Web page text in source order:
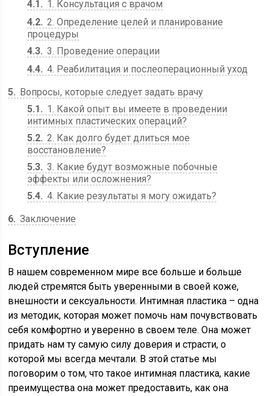
4.1
1. Консультация с врачом
4.2 2. Определение целей и планирование
процедуры
4.3 3. Проведение операции
4.4 4. Реабилитация и послеоперационный уход
5
Вопросы, которые следует задать врачу
5.1
1. Какой опыт вы имеете в проведении
интимных пластических операций?
5.2 2. Как долго будет длиться мое
восстановление?
5.3 3. Какие будут возможные побочные
эффекты или осложнения?
5.4 4. Какие результаты я могу ожидать?
6 Заключение
Вступление
В нашем современном мире все больше и больше
людей стремятся быть уверенными в своей коже,
внешности и сексуальности. Интимная пластика – одна
из методик, которая может помочь нам почувствовать
себя комфортно и уверенно в своем теле. Она может
придать нам ту самую силу доверия и страсти, о
которой мы всегда мечтали. В этой статье мы
поговорим о том, что такое интимная пластика, какие
преимущества она может предоставить, как она